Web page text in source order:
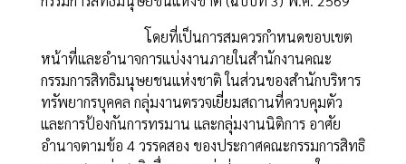
โดยที่เป็นการสมควรกำหนดขอบเขต
หน้าที่และอำนาจการแบ่งงานภายในสำนักงานคณะ
กรรมการสิทธิมนุษยชนแห่งชาติ ในส่วนของสำนักบริหาร
ทรัพยากรบุคคล กลุ่มงานตรวจเยี่ยมสถานที่ควบคุมตัว
และการป้องกันการทรมาน และกลุ่มงานนิติการ อาศัย
อำนาจตามข้อ 4 วรรคสอง ของประกาศคณะกรรมการสิทธิ